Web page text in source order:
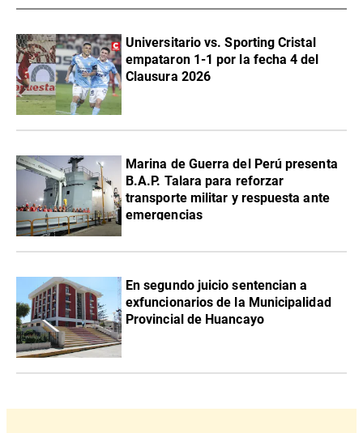
Universitario vs. Sporting Cristal
empataron 1-1 por la fecha 4 del
Clausura 2026
Marina de Guerra del Perú presenta
B.A.P. Talara para reforzar
transporte militar y respuesta ante
emergencias
En segundo juicio sentencian a
exfuncionarios de la Municipalidad
Provincial de Huancayo